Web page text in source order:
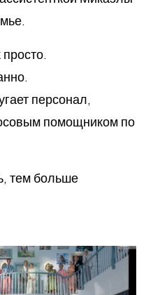
персонал,
помощником по
тем больше